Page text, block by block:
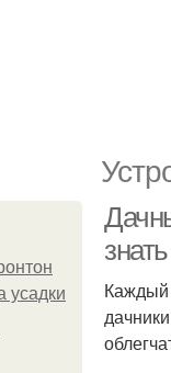
усадки
Каждый